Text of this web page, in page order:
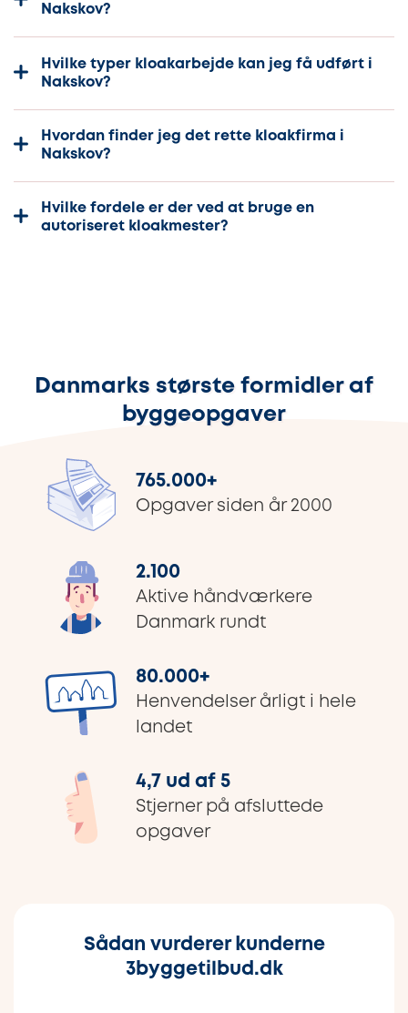
Nakskov?
Hvilke typer kloakarbejde kan jeg få udført i
Nakskov?
Hvordan finder jeg det rette kloakfirma i
Nakskov?
Hvilke fordele er der ved at bruge en
autoriseret kloakmester?
Danmarks største formidler af
byggeopgaver
765.000+
Opgaver siden år 2000
2.100
Aktive håndværkere
Danmark rundt
80.000+
Henvendelser årligt i hele
landet
4,7 ud af 5
Stjerner på afsluttede
opgaver
Sådan vurderer kunderne
3byggetilbud.dk